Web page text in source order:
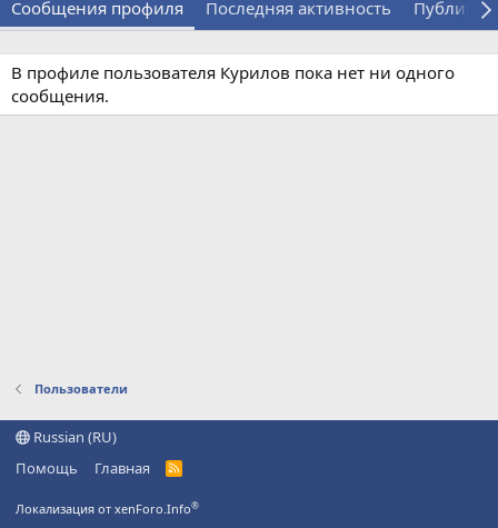
Сообщения профиля Последняя активность
В профиле пользователя Курилов пока нет ни одного
сообщения.
Пользователи
Russian (RU)
Помощь
Главная
R
Локализация от xenForo.Info®